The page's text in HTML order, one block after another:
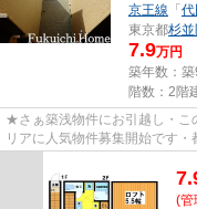
京王線 「
東京都杉
7.9万円
築年数：築
階数：2階
★さぁ築浅物件にお引越し・こ
リアに人気物件募集開始です
さあワクワクドキドキの新生活
(管